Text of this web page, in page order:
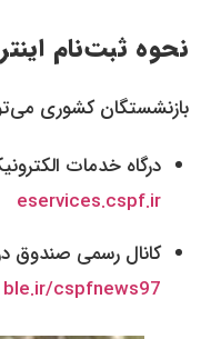
نحوه ثبت‌نام
بازنشستگان کشوری
درگاه خدمات
eservices.cspf.ir
کانال رسمی صندوق
ble.ir/cspfnews97